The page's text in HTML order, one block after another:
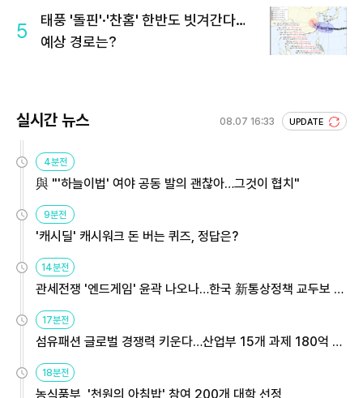
5
태풍 '돌핀'·'찬홈' 한반도 빗겨간다…
예상 경로는?
실시간 뉴스 08.07 16:33 UPDATE
4분전
與 "'하늘이법' 여야 공동 발의 괜찮아…그것이 협치"
9분전
'캐시딜' 캐시워크 돈 버는 퀴즈, 정답은?
14분전
관세전쟁 '엔드게임' 윤곽 나오나…한국 新통상정책 교두보 활
용해야
17분전
섬유패션 글로벌 경쟁력 키운다…산업부 15개 과제 180억 지
원
18분전
농식품부, '천원의 아침밥' 참여 200개 대학 선정